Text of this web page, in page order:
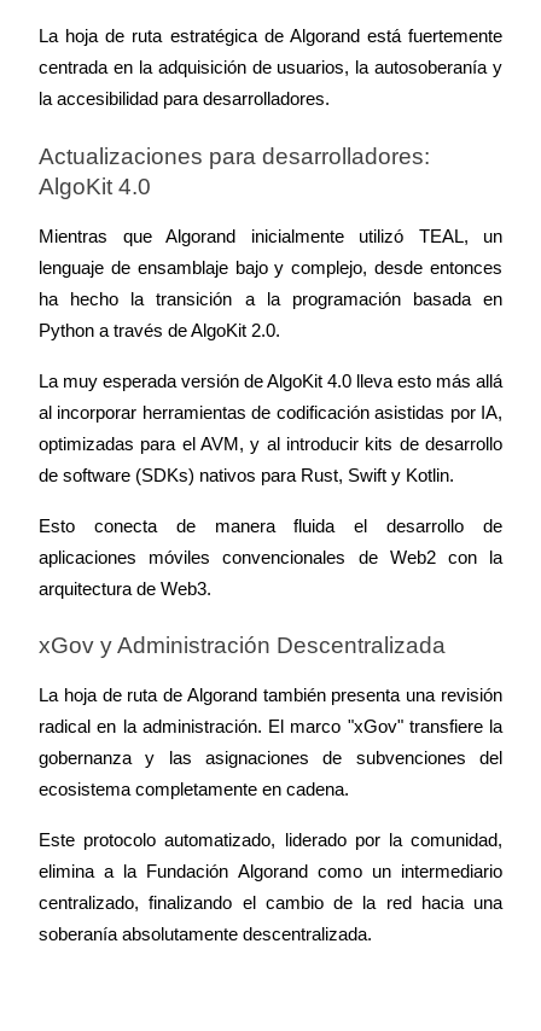
La hoja de ruta estratégica de Algorand está fuertemente
centrada en la adquisición de usuarios, la autosoberanía y
la accesibilidad para desarrolladores.
Actualizaciones para desarrolladores:
AlgoKit 4.0
Mientras que Algorand inicialmente utilizó TEAL, un
lenguaje de ensamblaje bajo y complejo, desde entonces
ha hecho la transición a la programación basada en
Python a través de AlgoKit 2.0.
La muy esperada versión de AlgoKit 4.0 lleva esto más allá
al incorporar herramientas de codificación asistidas por IA,
optimizadas para el AVM, y al introducir kits de desarrollo
de software (SDKs) nativos para Rust, Swift y Kotlin.
Esto conecta de manera fluida el desarrollo de
aplicaciones móviles convencionales de Web2 con la
arquitectura de Web3.
xGov y Administración Descentralizada
La hoja de ruta de Algorand también presenta una revisión
radical en la administración. El marco "xGov" transfiere la
gobernanza y las asignaciones de subvenciones del
ecosistema completamente en cadena.
Este protocolo automatizado, liderado por la comunidad,
elimina a la Fundación Algorand como un intermediario
centralizado, finalizando el cambio de la red hacia una
soberanía absolutamente descentralizada.